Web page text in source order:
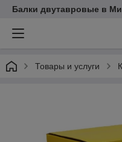
Балки двутавровые в
Товары и услуги